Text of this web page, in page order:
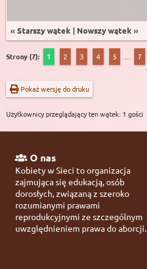
« Starszy wątek | Nowszy wątek »
Strony (7): 1 2 3 4 5 7
Pokaż wersję do druku
Użytkownicy przeglądający ten wątek: 1 gości
O nas
Kobiety w Sieci to organizacja
zajmująca się edukacją, osób
dorosłych, związaną z szeroko
rozumianymi prawami
reprodukcyjnymi ze szczególnym
uwzględnieniem prawa do aborcji.